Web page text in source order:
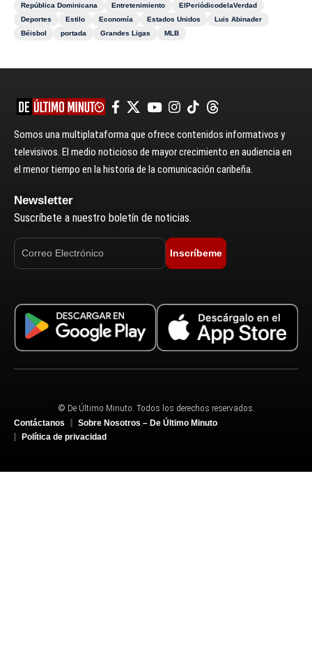
República Dominicana
Entretenimiento
ElPeriódicodelaVerdad
Deportes
Estilo Economía Estados Unidos
Luis Abinader
Béisbol
portada Grandes Ligas MLB
Somos una multiplataforma que ofrece contenidos informativos y
televisivos. El medio noticioso de mayor crecimiento en audiencia en
el menor tiempo en la historia de la comunicación caribeña.
Newsletter
Suscríbete a nuestro boletín de noticias.
Inscríbeme
© De Último Minuto. Todos los derechos reservados.
Contáctanos
Sobre Nosotros – De Último Minuto
Política de privacidad